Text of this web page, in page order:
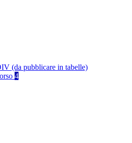
(da pubblicare in tabelle)
4